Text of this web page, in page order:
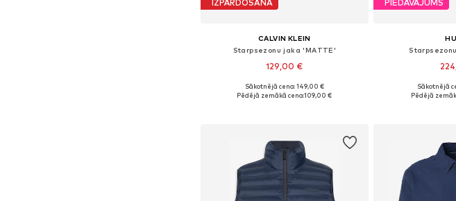
IZPĀRDOŠANA
CALVIN KLEIN
Starpsezonu jaka 'MATTE'
129,00 €
+1
Pieejamie izmēri: S, M, L, XL
Sākotnējā cena: 149,00 €
Pēdējā zemākā cena:109,00 €
PIEDĀVĀJUMS
Pieejamie
Sākotnējā
Pēdējā